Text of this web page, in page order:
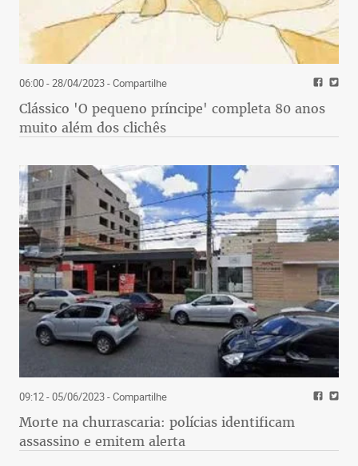
06:00 - 28/04/2023- Compartilhe
Clássico 'O pequeno príncipe' completa 80 anos
muito além dos clichês
09:12 - 05/06/2023- Compartilhe
Morte na churrascaria: polícias identificam
assassino e emitem alerta